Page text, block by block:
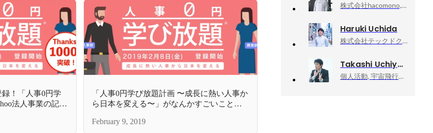
録！「人事0円学
法人事業の記事
「人事0円学び放題計画 〜成長に熱い人事か
ら日本を変える〜」がなんかすごいことに
February 9, 2019
株式会社hacomono, CHRO
Haruki Uchida
株式会社テックドクター, 経営企画マネージャー
Takashi Uchiyama
個人活動, 宇宙飛行士挑戦エバンジェリスト